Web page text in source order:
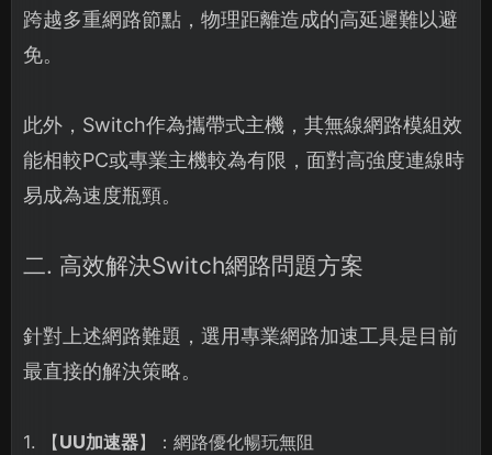
跨越多重網路節點，物理距離造成的高延遲難以避
免。
此外，Switch作為攜帶式主機，其無線網路模組效
能相較PC或專業主機較為有限，面對高強度連線時
易成為速度瓶頸。
二. 高效解決Switch網路問題方案
針對上述網路難題，選用專業網路加速工具是目前
最直接的解決策略。
1. 【UU加速器】：網路優化暢玩無阻